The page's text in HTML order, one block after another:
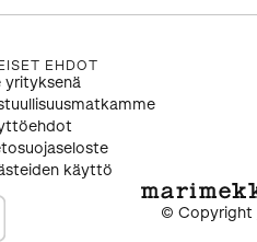
EHDOT
yrityksenä
käyttö
© Copyright